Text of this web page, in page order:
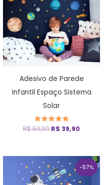
Adesivo de Parede
Infantil Espaço Sistema
Solar
Avaliação
5
R$59,90
R$ 59,90.
R$ 39,90
R$ 39,90.
-57%
preço
original
era:
O
preço
atual
é: